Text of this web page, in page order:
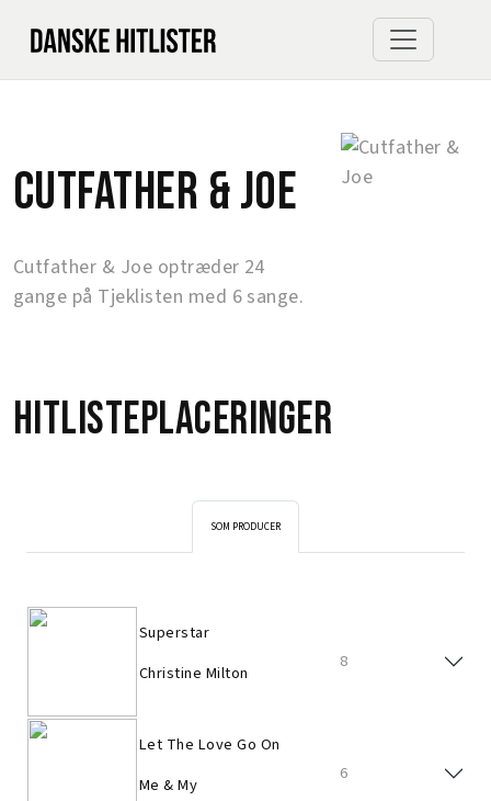
Cutfather & Joe
Cutfather & Joe optræder 24
gange på Tjeklisten med 6 sange.
Hitlisteplaceringer
SOM PRODUCER
Superstar
Christine Milton
8
Let The Love Go On
Me & My
6